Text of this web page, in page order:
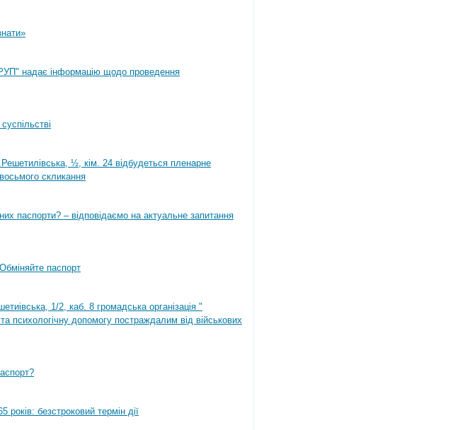
інформацію щодо проведення
½, кім. 24 відбудеться пленарне
скликання
паспорти? – відповідаємо на актуальне запитання
паспорт
1/2, каб. 8 громадська організація "
психологічну допомогу постраждалим від військових
безстроковий термін дії